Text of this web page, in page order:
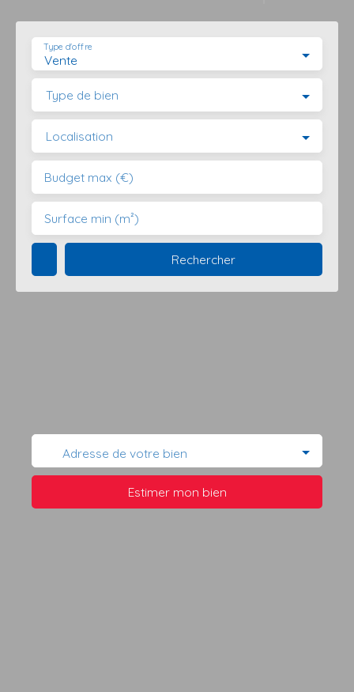
Vente
Type d'offre
Type de bien
Localisation
Budget max (€)
Surface min (m²)
Rechercher
Adresse de votre bien
Estimer mon bien